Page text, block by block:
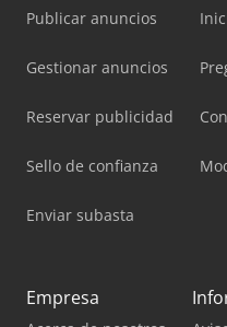
Publicar anuncios
Gestionar anuncios
Reservar publicidad
Sello de confianza
Enviar subasta
Empresa